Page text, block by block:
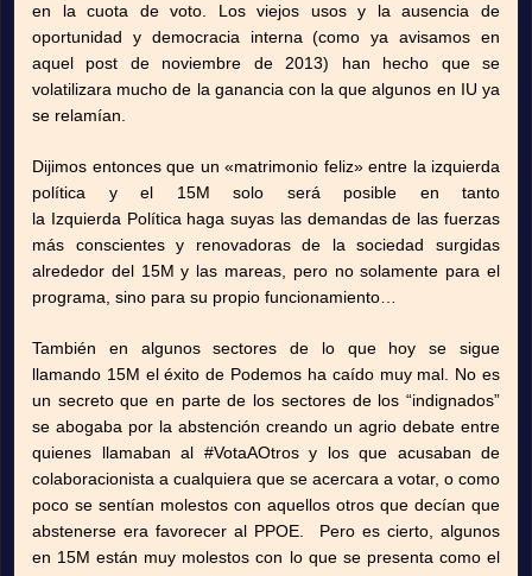
en la cuota de voto. Los viejos usos y la ausencia de
oportunidad y democracia interna (como ya avisamos en
aquel post de noviembre de 2013) han hecho que se
volatilizara mucho de la ganancia con la que algunos en IU ya
se relamían.
Dijimos entonces que un «matrimonio feliz» entre la izquierda
política y el 15M solo será posible en tanto
la Izquierda Política haga suyas las demandas de las fuerzas
más conscientes y renovadoras de la sociedad surgidas
alrededor del 15M y las mareas, pero no solamente para el
programa, sino para su propio funcionamiento…
También en algunos sectores de lo que hoy se sigue
llamando 15M el éxito de Podemos ha caído muy mal. No es
un secreto que en parte de los sectores de los “indignados”
se abogaba por la abstención creando un agrio debate entre
quienes llamaban al #VotaAOtros y los que acusaban de
colaboracionista a cualquiera que se acercara a votar, o como
poco se sentían molestos con aquellos otros que decían que
abstenerse era favorecer al PPOE. Pero es cierto, algunos
en 15M están muy molestos con lo que se presenta como el